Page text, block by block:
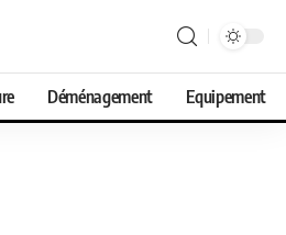
Déménagement Equipement